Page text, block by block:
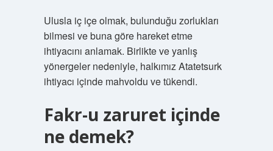
Ulusla iç içe olmak, bulunduğu zorlukları
bilmesi ve buna göre hareket etme
ihtiyacını anlamak. Birlikte ve yanlış
yönergeler nedeniyle, halkımız Atatetsurk
ihtiyacı içinde mahvoldu ve tükendi.
Fakr-u zaruret içinde
ne demek?